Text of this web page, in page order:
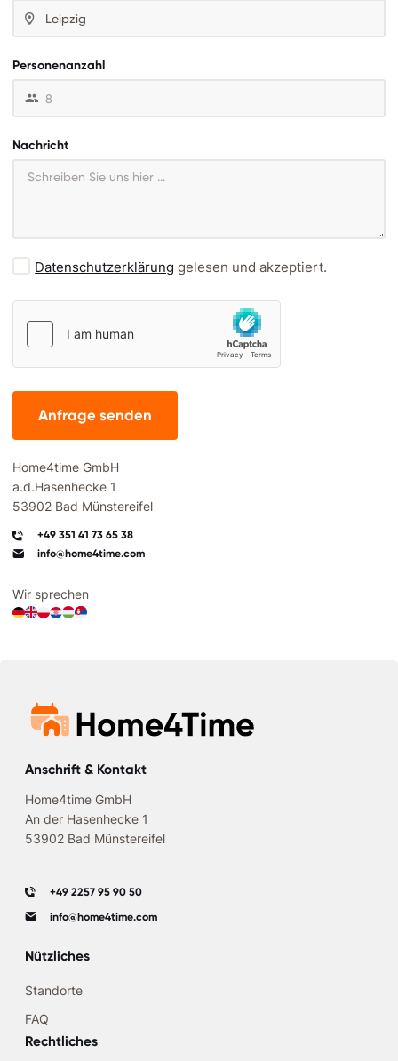
Personenanzahl
Nachricht
Datenschutzerklärung gelesen und akzeptiert.
Anfrage senden
Home4time GmbH
a.d.Hasenhecke 1
53902 Bad Münstereifel
+49 351 41 73 65 38
info@home4time.com
Wir sprechen
Anschrift & Kontakt
Home4time GmbH
An der Hasenhecke 1
53902 Bad Münstereifel
+49 2257 95 90 50
info@home4time.com
Nützliches
Standorte
FAQ
Rechtliches